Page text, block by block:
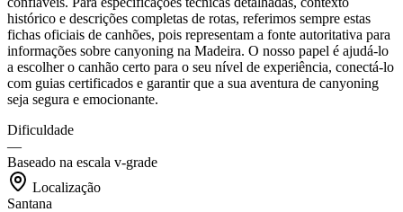
histórico e descrições completas de rotas, referimos sempre estas
fichas oficiais de canhões, pois representam a fonte autoritativa para
informações sobre canyoning na Madeira. O nosso papel é ajudá-lo
a escolher o canhão certo para o seu nível de experiência, conectá-lo
com guias certificados e garantir que a sua aventura de canyoning
seja segura e emocionante.
Dificuldade
—
Baseado na escala v-grade
Localização
Santana